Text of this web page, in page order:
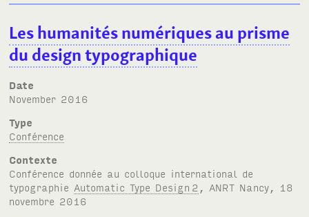
Les humanités numériques au prisme
du design typographique
Date
November 2016
Type
Conférence
Contexte
Conférence donnée au colloque international de
typographie Automatic Type Design 2 , ANRT Nancy, 18
novembre 2016